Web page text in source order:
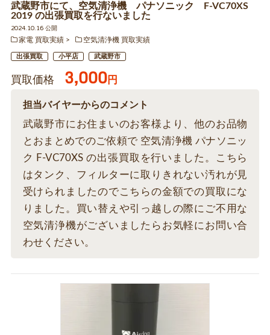
武蔵野市にて、空気清浄機 パナソニック F-VC70XS
2019 の出張買取を行ないました
2024.10.16 公開
家電 買取実績
空気清浄機 買取実績
出張買取 小平店 武蔵野市
買取価格 3,000円
担当バイヤーからのコメント
武蔵野市にお住まいのお客様より、他のお品物
とおまとめでのご依頼で 空気清浄機 パナソニッ
ク F-VC70XS の出張買取を行いました。こちら
はタンク、フィルターに取りきれない汚れが見
受けられましたのでこちらの金額での買取にな
りました。買い替えや引っ越しの際にご不用な
空気清浄機がございましたらお気軽にお問い合
わせください。